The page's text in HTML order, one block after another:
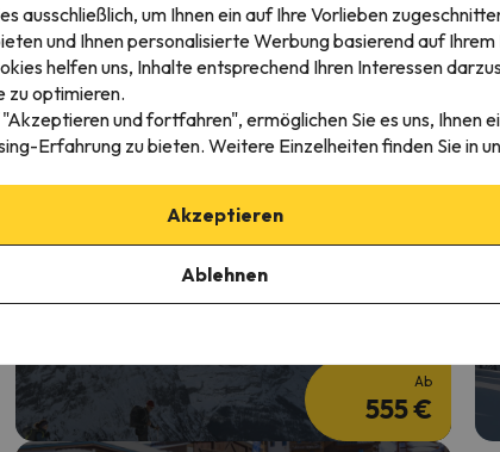
Günstiger Skiurlaub im Februar
216 €
Skiurlaub im März
Ab
555 €
ausschließlich, um Ihnen ein auf Ihre Vorlieben
und Ihnen personalisierte Werbung basierend auf Ihrem
helfen uns, Inhalte entsprechend Ihren Interessen
zu optimieren.
und fortfahren", ermöglichen Sie es uns, Ihnen
Erfahrung zu bieten. Weitere Einzelheiten finden Sie in
Akzeptieren
Ablehnen